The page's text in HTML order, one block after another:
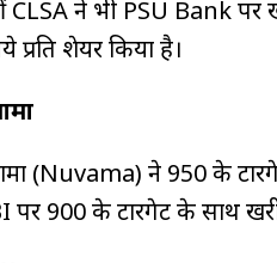
CLSA ने भी PSU Bank पर
प्रति शेयर किया है।
(Nuvama) ने 950 के
पर 900 के टारगेट के साथ